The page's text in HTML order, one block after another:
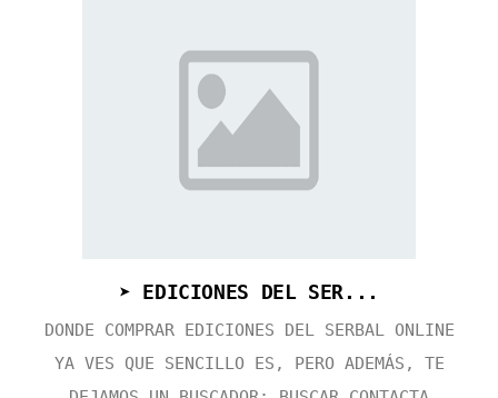
➤ EDICIONES DEL SER...
DONDE COMPRAR EDICIONES DEL SERBAL ONLINE
YA VES QUE SENCILLO ES, PERO ADEMÁS, TE